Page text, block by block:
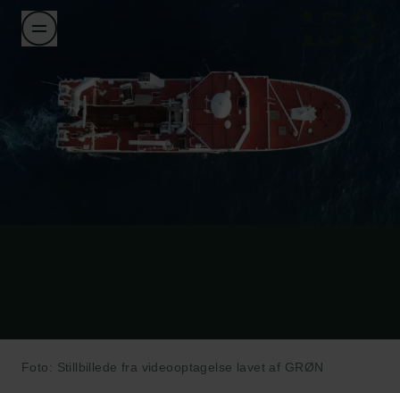
Foto: Stillbillede fra videooptagelse lavet af GRØN